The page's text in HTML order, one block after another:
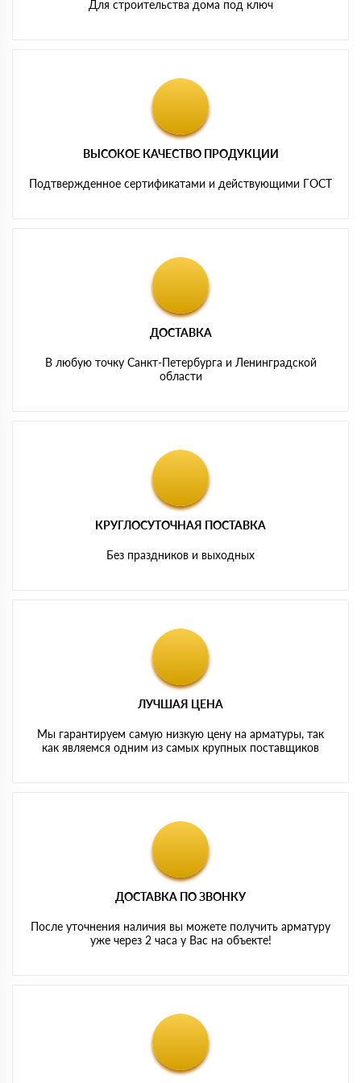
Для строительства дома под ключ
ВЫСОКОЕ КАЧЕСТВО ПРОДУКЦИИ
Подтвержденное сертификатами и действующими ГОСТ
ДОСТАВКА
В любую точку Санкт-Петербурга и Ленинградской
области
КРУГЛОСУТОЧНАЯ ПОСТАВКА
Без праздников и выходных
ЛУЧШАЯ ЦЕНА
Мы гарантируем самую низкую цену на арматуры, так
как являемся одним из самых крупных поставщиков
ДОСТАВКА ПО ЗВОНКУ
После уточнения наличия вы можете получить арматуру
уже через 2 часа у Вас на объекте!